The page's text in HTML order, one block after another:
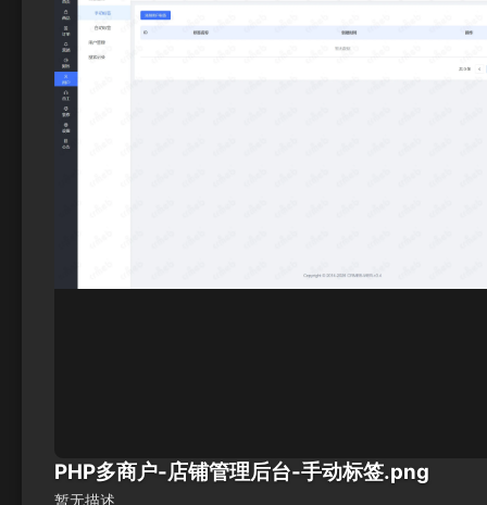
PHP多商户-店铺管理后台-手动标签.png
暂无描述